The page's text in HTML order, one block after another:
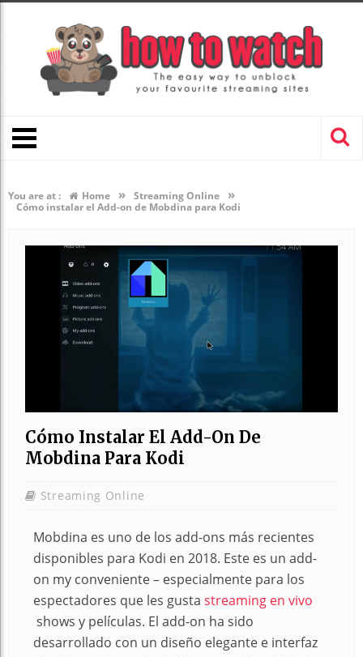
You are at : Home » Streaming Online »
Cómo instalar el Add-on de Mobdina para Kodi
Cómo Instalar El Add-On De
Mobdina Para Kodi
Streaming Online
Mobdina es uno de los add-ons más recientes
disponibles para Kodi en 2018. Este es un add-
on my conveniente – especialmente para los
espectadores que les gusta streaming en vivo
shows y películas. El add-on ha sido
desarrollado con un diseño elegante e interfaz